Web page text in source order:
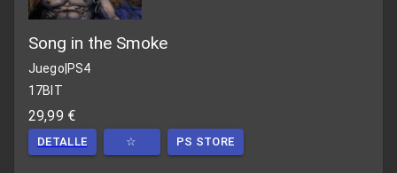
Song in the Smoke
Juego PS4
17BIT
29,99 €
DETALLE ☆ PS STORE